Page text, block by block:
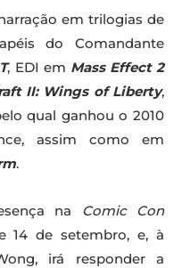
em trilogias de
do Comandante
, EDI em Mass Effect 2
II: Wings of Liberty,
qual ganhou o 2010
assim como em
.
na Comic Con
14 de setembro, e, à
irá responder a